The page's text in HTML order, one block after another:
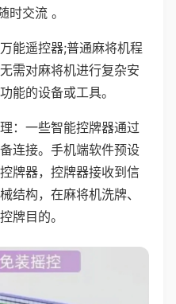
交流 。
能遥控器;普通麻将机程
需对麻将机进行复杂安
能的设备或工具。
：一些智能控牌器通过
连接。手机端软件预设
牌器，控牌器接收到信
结构，在麻将机洗牌、
牌目的。